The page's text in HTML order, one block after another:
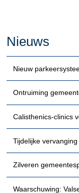
Nieuws
Nieuw
Ontruiming
Calisthenics-clinics
Tijdelijke
Zilveren
Waarschuwing: